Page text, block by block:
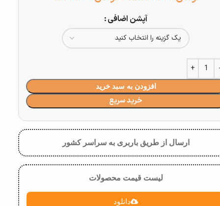
آپشن اضافی
افزودن به سبد خرید
خرید سریع
ارسال از طریق باربری به سراسر کشور
لیست قیمت محصولات
دانلود